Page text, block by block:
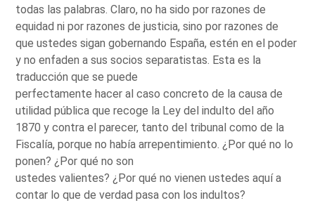
todas las palabras. Claro, no ha sido por razones de
equidad ni por razones de justicia, sino por razones de
que ustedes sigan gobernando España, estén en el poder
y no enfaden a sus socios separatistas. Esta es la
traducción que se puede
perfectamente hacer al caso concreto de la causa de
utilidad pública que recoge la Ley del indulto del año
1870 y contra el parecer, tanto del tribunal como de la
Fiscalía, porque no había arrepentimiento. ¿Por qué no lo
ponen? ¿Por qué no son
ustedes valientes? ¿Por qué no vienen ustedes aquí a
contar lo que de verdad pasa con los indultos?